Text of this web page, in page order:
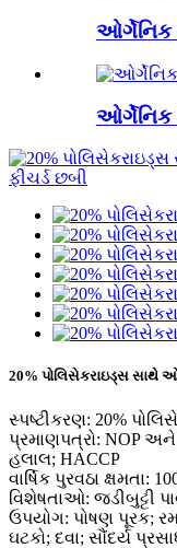
ઓર્ગેનિક
20% પોલિસેકરાઇડ્સ સાથે
સ્પષ્ટીકરણ: 20%
પ્રમાણપત્રો: NOP અને
હલાલ; HACCP
વાર્ષિક પુરવઠા ક્ષમતા:
વિશેષતાઓ: જડીબુટ્ટી
ઉપયોગ: પોષણ પૂરક;
ઘટકો; દવા; સૌંદર્ય